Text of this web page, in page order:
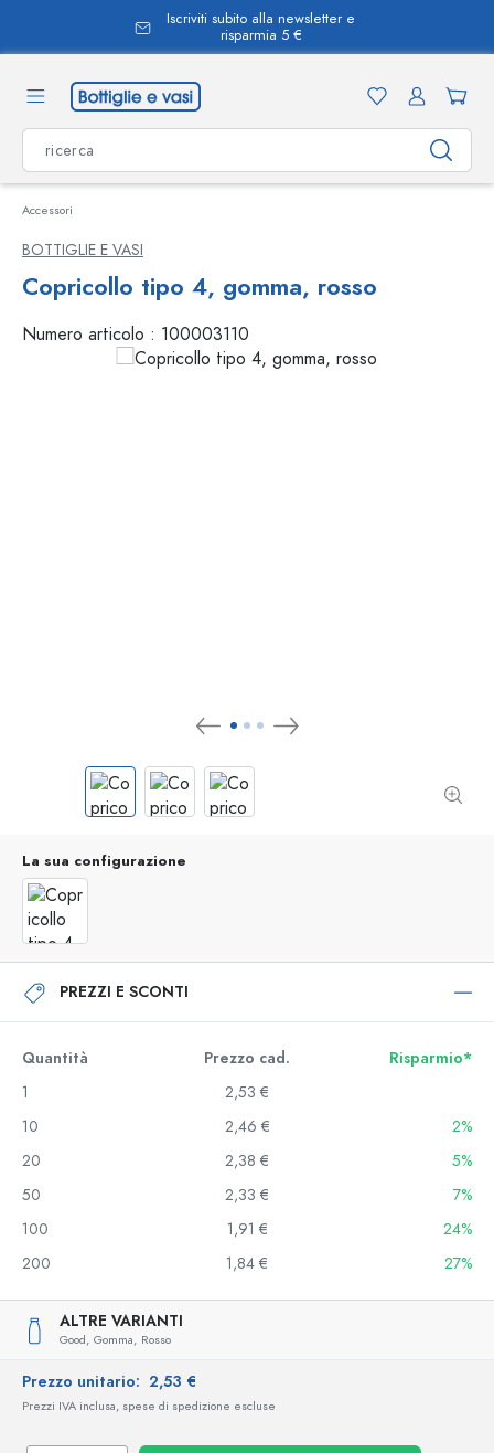
Iscriviti subito alla newsletter e
risparmia 5 €
Accessori
BOTTIGLIE E VASI
Copricollo tipo 4, gomma, rosso
Numero articolo : 100003110
La sua configurazione
PREZZI E SCONTI
Quantità Prezzo cad.
Risparmio*
1
2,53 €
10
2,46 €
2%
20
2,38 €
5%
50
2,33 €
7%
100
1,91 €
24%
200
1,84 € 27%
ALTRE VARIANTI
Good, Gomma, Rosso
Prezzo unitario: 2,53 €
Prezzi IVA inclusa, spese di spedizione escluse